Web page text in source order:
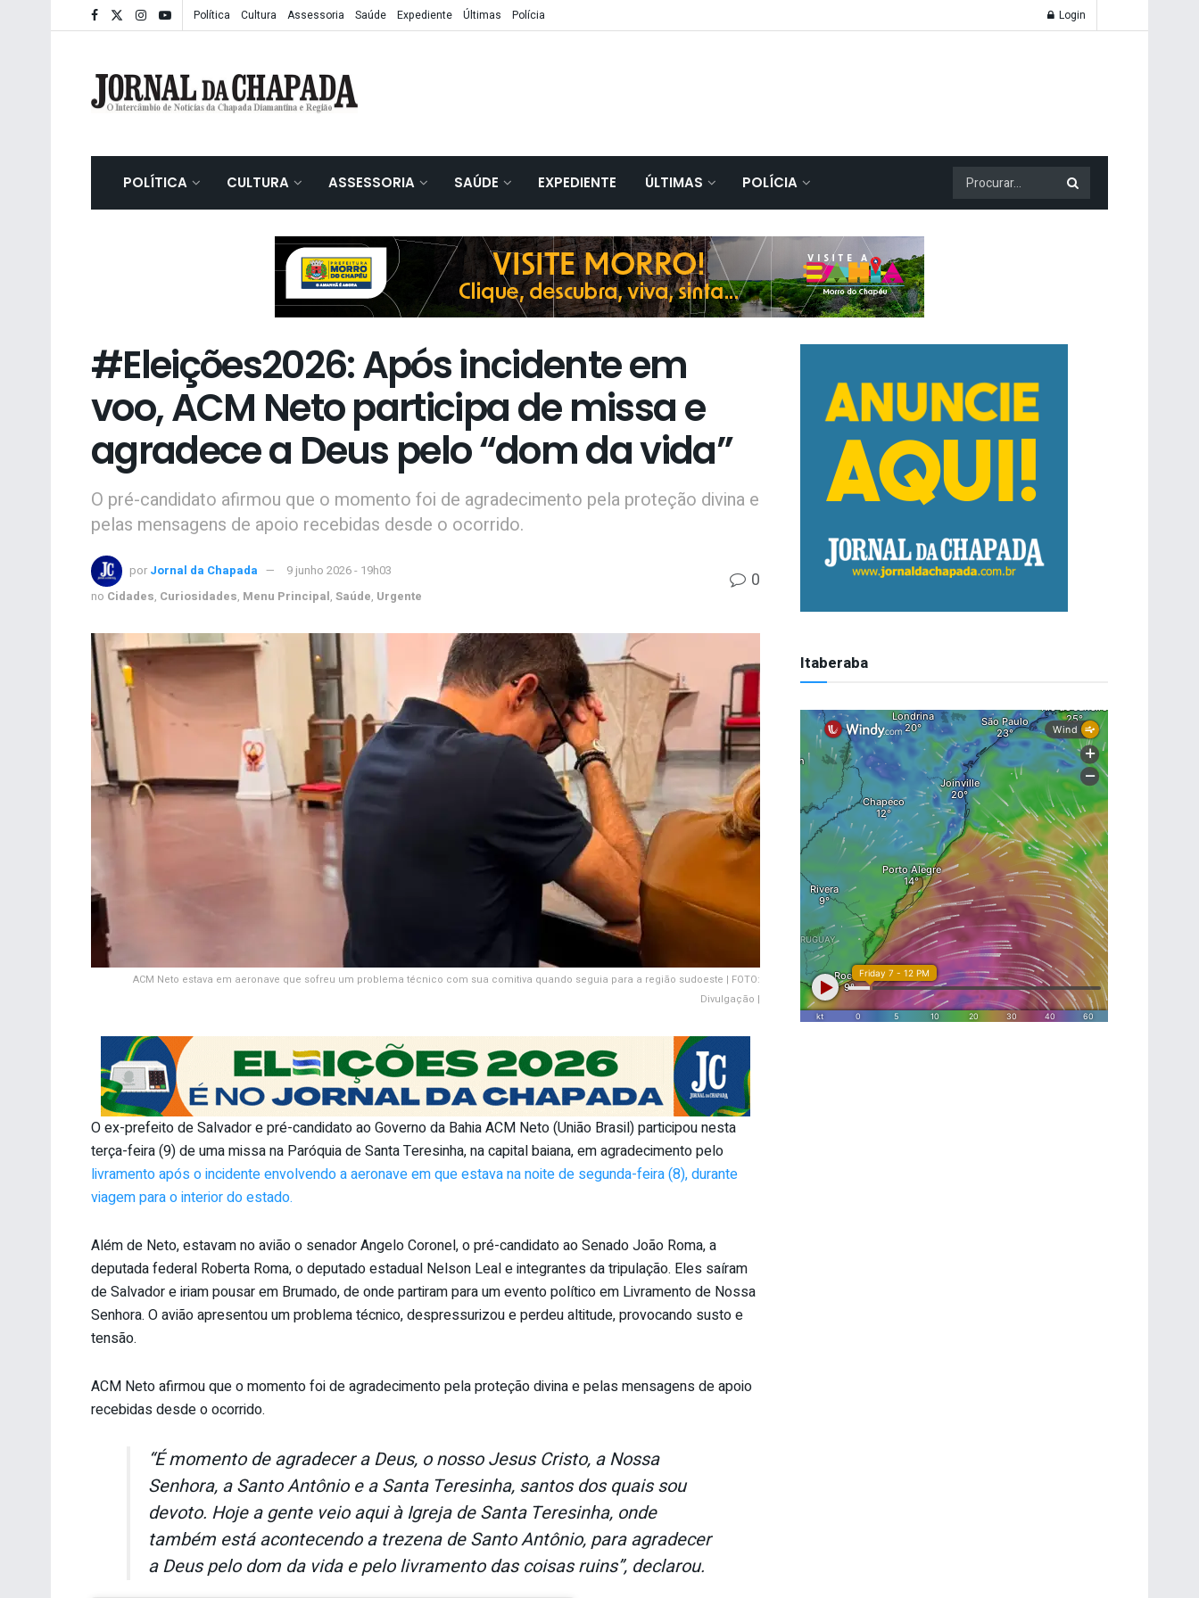
Política Cultura Assessoria Saúde Expediente Últimas Polícia Login
POLÍTICA CULTURA ASSESSORIA SAÚDE EXPEDIENTE ÚLTIMAS POLÍCIA
#Eleições2026: Após incidente em
voo, ACM Neto participa de missa e
agradece a Deus pelo “dom da vida”
O pré-candidato afirmou que o momento foi de agradecimento pela proteção divina e
pelas mensagens de apoio recebidas desde o ocorrido.
por Jornal da Chapada
9 junho 2026 - 19h03
no Cidades, Curiosidades, Menu Principal, Saúde, Urgente
0
ACM Neto estava em aeronave que sofreu um problema técnico com sua comitiva quando seguia para a região sudoeste | FOTO:
Divulgação |
O ex-prefeito de Salvador e pré-candidato ao Governo da Bahia ACM Neto (União Brasil) participou nesta
terça-feira (9) de uma missa na Paróquia de Santa Teresinha, na capital baiana, em agradecimento pelo
livramento após o incidente envolvendo a aeronave em que estava na noite de segunda-feira (8), durante
viagem para o interior do estado.
Além de Neto, estavam no avião o senador Angelo Coronel, o pré-candidato ao Senado João Roma, a
deputada federal Roberta Roma, o deputado estadual Nelson Leal e integrantes da tripulação. Eles saíram
de Salvador e iriam pousar em Brumado, de onde partiram para um evento político em Livramento de Nossa
Senhora. O avião apresentou um problema técnico, despressurizou e perdeu altitude, provocando susto e
tensão.
ACM Neto afirmou que o momento foi de agradecimento pela proteção divina e pelas mensagens de apoio
recebidas desde o ocorrido.
“É momento de agradecer a Deus, o nosso Jesus Cristo, a Nossa
Senhora, a Santo Antônio e a Santa Teresinha, santos dos quais sou
devoto. Hoje a gente veio aqui à Igreja de Santa Teresinha, onde
também está acontecendo a trezena de Santo Antônio, para agradecer
a Deus pelo dom da vida e pelo livramento das coisas ruins”, declarou.
Itaberaba